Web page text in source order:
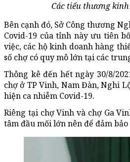
Các tiểu thương
Bên cạnh đó, Sở Công thương
Covid-19 của tỉnh này ưu tiên
việc, các hộ kinh doanh hàng
số chợ có quy mô lớn tại các
Thông kê đến hết ngày 30/8/
chợ ở TP Vinh, Nam Đàn, Nghi
hiện ca nhiễm Covid-19.
Riêng tại chợ Vinh và chợ Ga
tâm đầu mối lớn nên để đảm